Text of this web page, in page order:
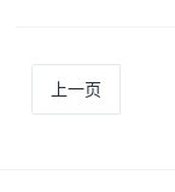
上一页